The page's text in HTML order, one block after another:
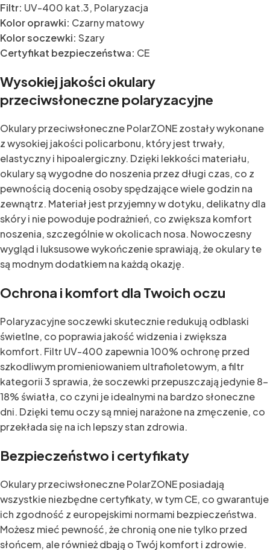
Filtr: UV-400 kat.3, Polaryzacja
Kolor oprawki: Czarny matowy
Kolor soczewki: Szary
Certyfikat bezpieczeństwa: CE
Wysokiej jakości okulary
przeciwsłoneczne polaryzacyjne
Okulary przeciwsłoneczne PolarZONE zostały wykonane
z wysokiej jakości policarbonu, który jest trwały,
elastyczny i hipoalergiczny. Dzięki lekkości materiału,
okulary są wygodne do noszenia przez długi czas, co z
pewnością docenią osoby spędzające wiele godzin na
zewnątrz. Materiał jest przyjemny w dotyku, delikatny dla
skóry i nie powoduje podrażnień, co zwiększa komfort
noszenia, szczególnie w okolicach nosa. Nowoczesny
wygląd i luksusowe wykończenie sprawiają, że okulary te
są modnym dodatkiem na każdą okazję.
Ochrona i komfort dla Twoich oczu
Polaryzacyjne soczewki skutecznie redukują odblaski
świetlne, co poprawia jakość widzenia i zwiększa
komfort. Filtr UV-400 zapewnia 100% ochronę przed
szkodliwym promieniowaniem ultrafioletowym, a filtr
kategorii 3 sprawia, że soczewki przepuszczają jedynie 8-
18% światła, co czyni je idealnymi na bardzo słoneczne
dni. Dzięki temu oczy są mniej narażone na zmęczenie, co
przekłada się na ich lepszy stan zdrowia.
Bezpieczeństwo i certyfikaty
Okulary przeciwsłoneczne PolarZONE posiadają
wszystkie niezbędne certyfikaty, w tym CE, co gwarantuje
ich zgodność z europejskimi normami bezpieczeństwa.
Możesz mieć pewność, że chronią one nie tylko przed
słońcem, ale również dbają o Twój komfort i zdrowie.